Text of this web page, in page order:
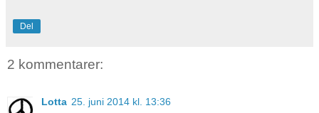
Del
2 kommentarer:
Lotta 25. juni 2014 kl. 13:36